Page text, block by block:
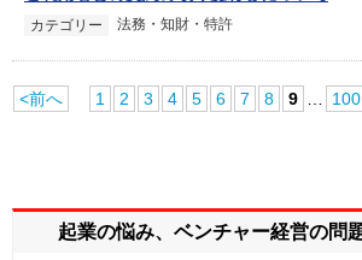
カテゴリー 法務・知財・特許
<前へ 1 2 3 4 5 6 7 8 9 100
起業の悩み、ベンチャー経営の問